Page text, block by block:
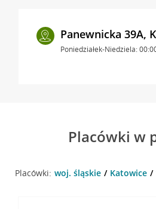
Panewnicka 39A,
Poniedziałek-Niedziela:
Placówki w
Placówki: woj. śląskie Katowice